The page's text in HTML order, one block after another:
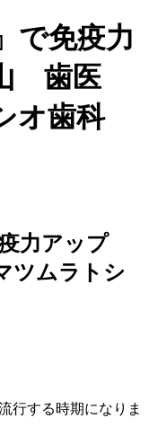
で免疫力
歯医
オ歯科
疫力アップ
ツムラトシ
行する時期になりま